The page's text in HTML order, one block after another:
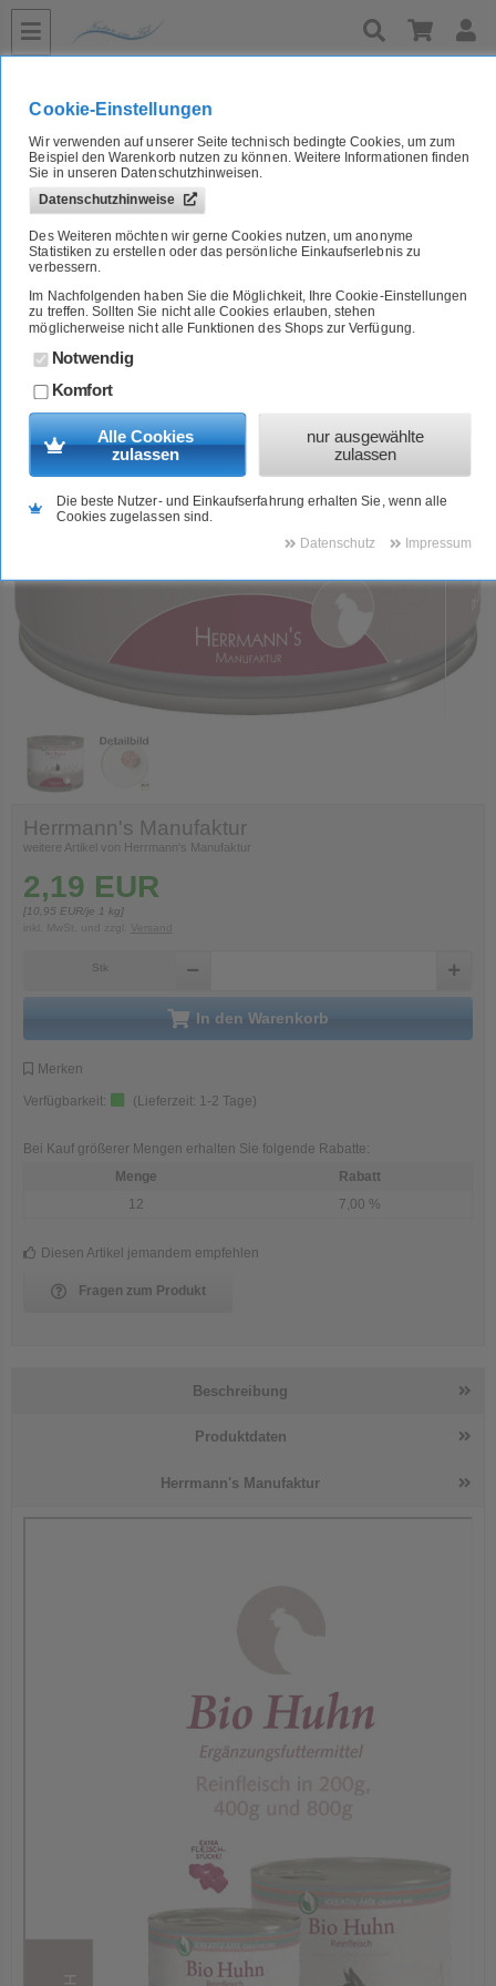
Bio Ergänzungsfutter für Hunde/Katzen 100% Huhn 200g Herrmanns
Bio Ergänzungsfutter für Hunde/Katzen 100% Huhn 200g
Herrmanns
Herrmann's Manufaktur
weitere Artikel von Herrmann's Manufaktur
2,19 EUR
[10,95 EUR/je 1 kg]
inkl. MwSt.
Stk
in den Warenkorb
Merken
Verfügbarkeit: (Lieferzeit: 1-2 Tage)
Bei Kauf größerer Mengen erhalten Sie folgende Rabatte:
Menge
Rabatt
12
7,00 %
Diesen Artikel jemandem empfehlen
Fragen zum Produkt
Beschreibung
Produktdaten
Herrmann's Manufaktur
Cookie-Einstellungen
Wir verwenden auf unserer Seite technisch bedingte Cookies, um zum
Beispiel den Warenkorb nutzen zu können. Weitere Informationen finden
Sie in unseren Datenschutzhinweisen.
Datenschutzhinweise
Des Weiteren möchten wir gerne Cookies nutzen, um anonyme
Statistiken zu erstellen oder das persönliche Einkaufserlebnis zu
verbessern.
Im Nachfolgenden haben Sie die Möglichkeit, Ihre Cookie-Einstellungen
zu treffen. Sollten Sie nicht alle Cookies erlauben, stehen
möglicherweise nicht alle Funktionen des Shops zur Verfügung.
Notwendig
Komfort
Alle Cookies
zulassen
nur ausgewählte
zulassen
Die beste Nutzer- und Einkaufserfahrung erhalten Sie, wenn alle
Cookies zugelassen sind.
Datenschutz Impressum